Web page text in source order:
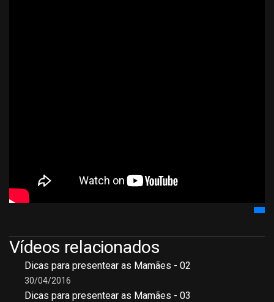
Vídeos relacionados
Dicas para presentear as Mamães - 02
30/04/2016
Dicas para presentear as Mamães - 03